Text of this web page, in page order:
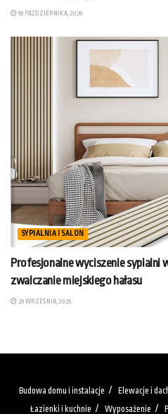
18 PAŹDZIERNIKA, 2025
SYPIALNIA I SALON
Profesjonalne wyciszenie sypialni
zwalczanie miejskiego hałasu
28 WRZEŚNIA, 2025
Budowa domu i instalacje Elewacje i
Łazienki i kuchnie
Wyposażenie